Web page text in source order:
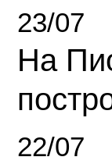
23/07
На
22/07